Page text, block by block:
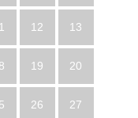
12 13
19 20
26 27